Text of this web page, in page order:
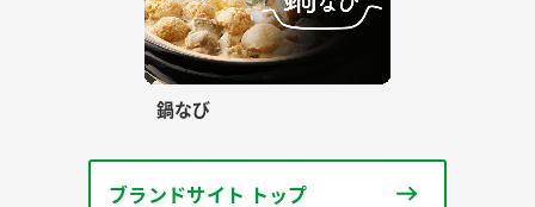
鍋なび
ブランドサイト トップ